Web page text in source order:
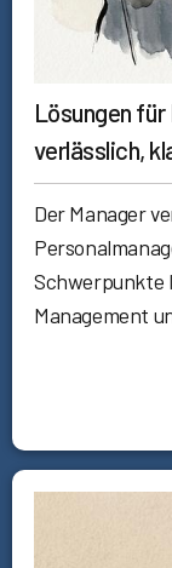
Lösungen
verlässlich,
Der Manager
Schwerpunkte
Management